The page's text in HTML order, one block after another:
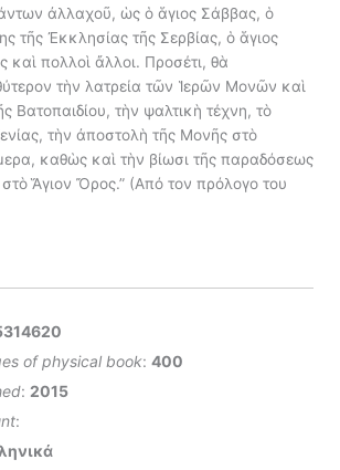
ἀλλαχοῦ, ὡς ὁ ἅγιος Σάββας, ὁ
τῆς Ἐκκλησίας τῆς Σερβίας, ὁ ἅγιος
καὶ πολλοὶ ἄλλοι. Προσέτι, θὰ
τὴν λατρεία τῶν Ἱερῶν Μονῶν καὶ
Βατοπαιδίου, τὴν ψαλτικὴ τέχνη, τὸ
τὴν ἀποστολὴ τῆς Μονῆς στὸ
καθὼς καὶ τὴν βίωσι τῆς παραδόσεως
στὸ Ἅγιον Ὄρος.” (Από τον πρόλογο του
of physical book: 400
: 2015
: